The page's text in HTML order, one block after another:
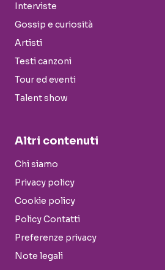
Interviste
Gossip e curiosità
Artisti
Testi canzoni
Tour ed eventi
Talent show
Altri contenuti
Chi siamo
Privacy policy
Cookie policy
Policy Contatti
Preferenze privacy
Note legali